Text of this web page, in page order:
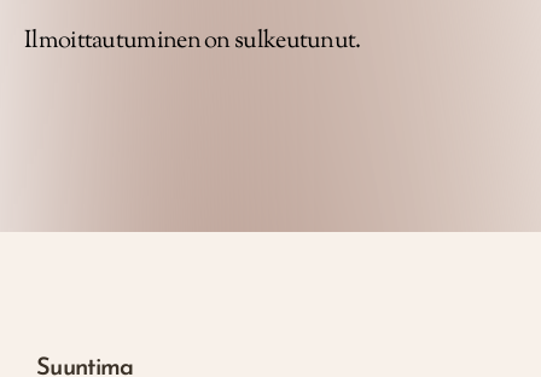
Ilmoittautuminen on sulkeutunut.
Suuntima